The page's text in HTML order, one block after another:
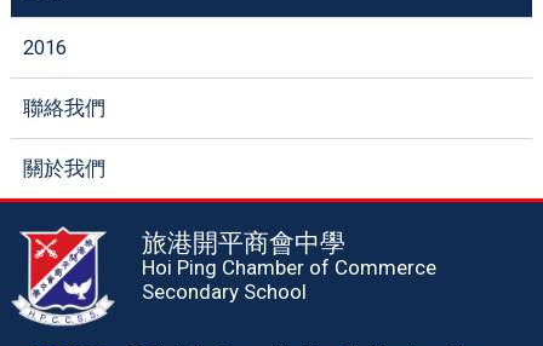
2016
聯絡我們
關於我們
旅港開平商會中學
Hoi Ping Chamber of Commerce
Secondary School